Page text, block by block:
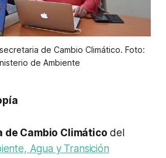
de Cambio Climático. Foto:
de Ambiente
de Cambio Climático del
Agua y Transición